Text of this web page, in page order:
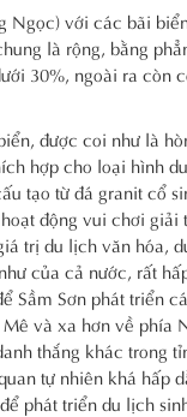
Ngọc) với các bãi
là rộng, bằng
30%, ngoài ra còn
được coi như là
hợp cho loại hình
tạo từ đá granit cổ
động vui chơi giải
trị du lịch văn hóa,
của cả nước, rất
Sầm Sơn phát triển
và xa hơn về phía
thắng khác trong
tự nhiên khá hấp
phát triển du lịch